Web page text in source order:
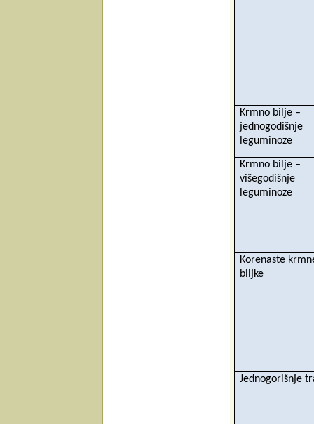
Krmno bilje –
jednogodišnje
leguminoze
Krmno bilje –
višegodišnje
leguminoze
Korenaste
biljke
Jednogorišnje